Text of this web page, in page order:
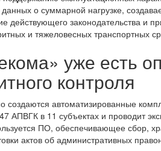
о суммарной нагрузке,
действующего законодательства и
и тяжеловесных транспортных
уже есть
контроля
создаются автоматизированные
АПВГК в 11 субъектах и проводит
ПО, обеспечивающее сбор,
актов об административных